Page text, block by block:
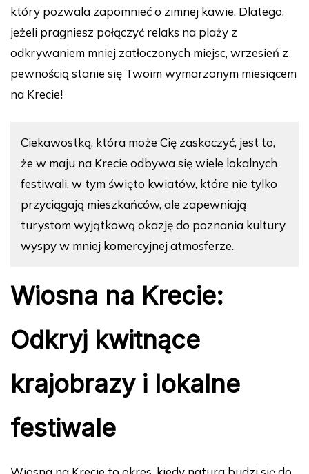
który pozwala zapomnieć o zimnej kawie. Dlatego,
jeżeli pragniesz połączyć relaks na plaży z
odkrywaniem mniej zatłoczonych miejsc, wrzesień z
pewnością stanie się Twoim wymarzonym miesiącem
na Krecie!
Ciekawostką, która może Cię zaskoczyć, jest to,
że w maju na Krecie odbywa się wiele lokalnych
festiwali, w tym święto kwiatów, które nie tylko
przyciągają mieszkańców, ale zapewniają
turystom wyjątkową okazję do poznania kultury
wyspy w mniej komercyjnej atmosferze.
Wiosna na Krecie:
Odkryj kwitnące
krajobrazy i lokalne
festiwale